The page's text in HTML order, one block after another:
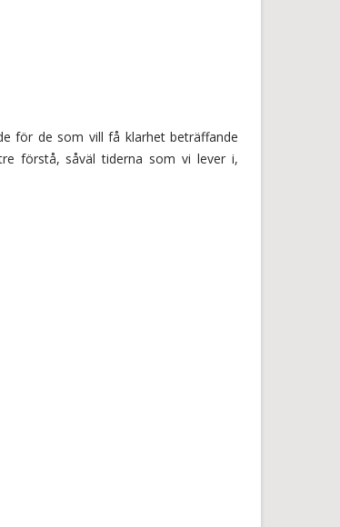
för de som vill få klarhet beträffande
förstå, såväl tiderna som vi lever i,